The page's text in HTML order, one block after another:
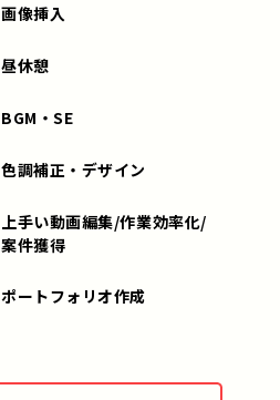
画像挿入
昼休憩
BGM・SE
色調補正・デザイン
上手い動画編集/作業効率化/
案件獲得
ポートフォリオ作成